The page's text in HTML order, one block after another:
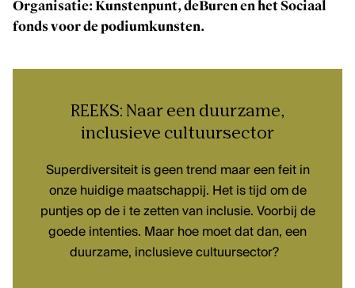
Organisatie: Kunstenpunt, deBuren en het Sociaal
fonds voor de podiumkunsten.
REEKS: Naar een duurzame,
inclusieve cultuursector
Superdiversiteit is geen trend maar een feit in
onze huidige maatschappij. Het is tijd om de
puntjes op de i te zetten van inclusie. Voorbij de
goede intenties. Maar hoe moet dat dan, een
duurzame, inclusieve cultuursector?